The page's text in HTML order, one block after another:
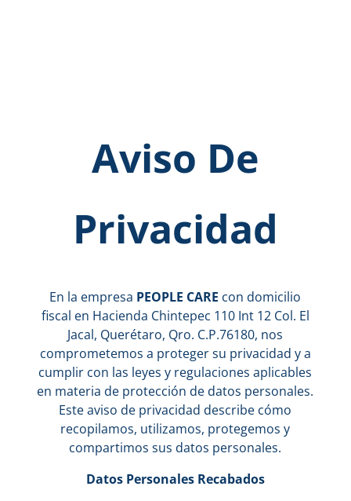
Aviso De
Privacidad
En la empresa PEOPLE CARE con domicilio
fiscal en Hacienda Chintepec 110 Int 12 Col. El
Jacal, Querétaro, Qro. C.P.76180, nos
comprometemos a proteger su privacidad y a
cumplir con las leyes y regulaciones aplicables
en materia de protección de datos personales.
Este aviso de privacidad describe cómo
recopilamos, utilizamos, protegemos y
compartimos sus datos personales.
Datos Personales Recabados